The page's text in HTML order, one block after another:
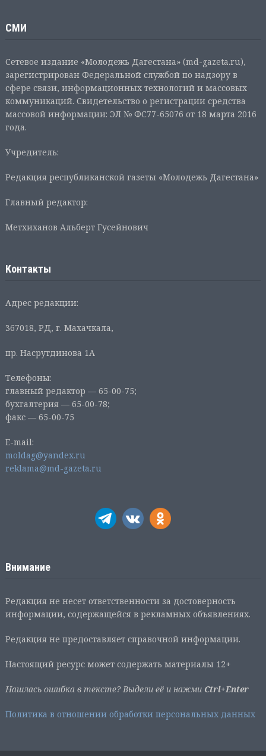
СМИ
Сетевое издание «Молодежь Дагестана» (md-gazeta.ru),
зарегистрирован Федеральной службой по надзору в
сфере связи, информационных технологий и массовых
коммуникаций. Свидетельство о регистрации средства
массовой информации: ЭЛ № ФС77-65076 от 18 марта 2016
года.
Учредитель:
Редакция республиканской газеты «Молодежь Дагестана»
Главный редактор:
Метхиханов Альберт Гусейнович
Контакты
Адрес редакции:
367018, РД, г. Махачкала,
пр. Насрутдинова 1А
Телефоны:
главный редактор — 65-00-75;
бухгалтерия — 65-00-78;
факс — 65-00-75
E-mail:
moldag@yandex.ru
reklama@md-gazeta.ru
Внимание
Редакция не несет ответственности за достоверность
информации, содержащейся в рекламных объявлениях.
Редакция не предоставляет справочной информации.
Настоящий ресурс может содержать материалы 12+
Нашлась ошибка в тексте? Выдели её и нажми Ctrl+Enter
Политика в отношении обработки персональных данных